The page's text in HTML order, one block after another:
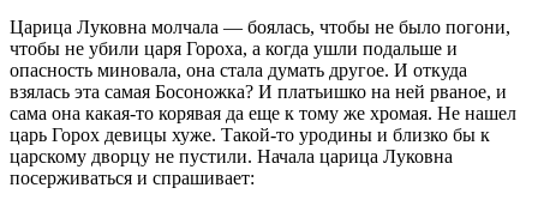
Царица Луковна молчала — боялась, чтобы не было погони,
чтобы не убили царя Гороха, а когда ушли подальше и
опасность миновала, она стала думать другое. И откуда
взялась эта самая Босоножка? И платьишко на ней рваное, и
сама она какая-то корявая да еще к тому же хромая. Не нашел
царь Горох девицы хуже. Такой-то уродины и близко бы к
царскому дворцу не пустили. Начала царица Луковна
посерживаться и спрашивает: